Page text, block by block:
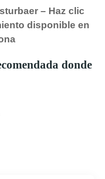
– Haz clic
disponible en
donde